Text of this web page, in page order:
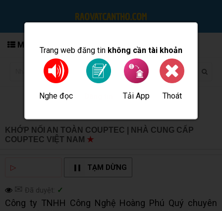
Trang web đăng tin không cần tài khoản
Nghe đọc Tải App Thoát
MENU
KHỚP NỐI AN TOÀN COUPTEC | NHÀ CUNG CẤP
COUPTEC VIỆT NAM ★
▷ TẠM DỪNG
✉ Đã duyệt: ✓
Công ty TNHH Công Nghệ Hoàng Phú Quý chuyên